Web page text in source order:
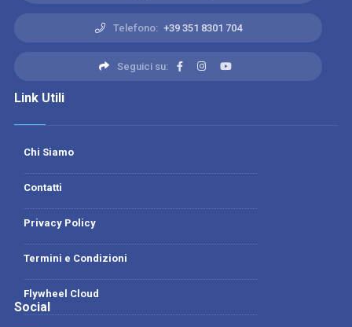
Telefono: +39 351 8301 704
Seguici su:
Link Utili
Chi Siamo
Contatti
Privacy Policy
Termini e Condizioni
Flywheel Cloud
Social